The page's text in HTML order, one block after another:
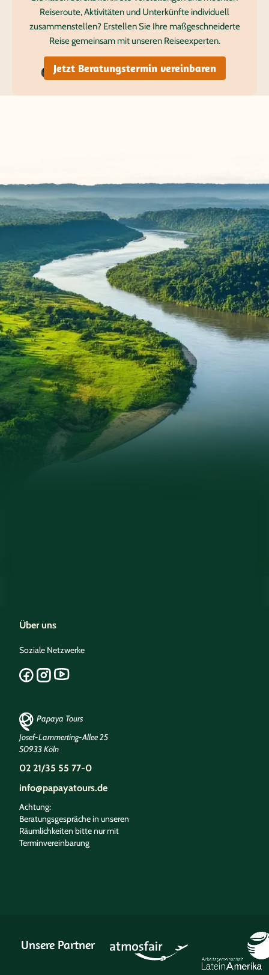
Reiseroute, Aktivitäten und Unterkünfte individuell
zusammenstellen? Erstellen Sie Ihre maßgeschneiderte
Reise gemeinsam mit unseren Reiseexperten.
Jetzt Beratungstermin vereinbaren
Über uns
Soziale Netzwerke
Papaya Tours
Josef-Lammerting-Allee 25
50933 Köln
02 21/35 55 77-0
info@papayatours.de
Achtung:
Beratungsgespräche in unseren
Räumlichkeiten bitte nur mit
Terminvereinbarung
Unsere Partner